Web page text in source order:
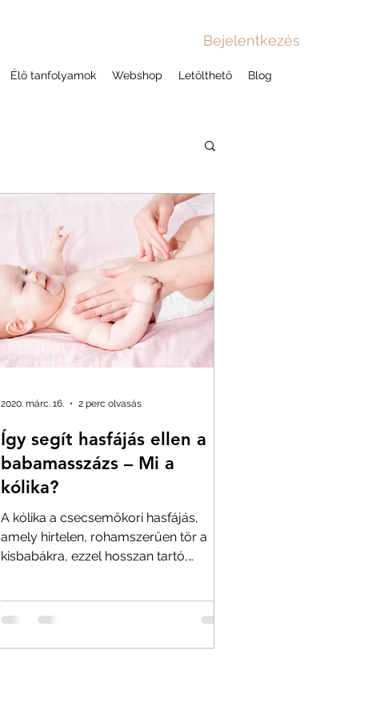
Bejelentkezés
Élő tanfolyamok Webshop Letölthető Blog
Így segít hasfájás ellen a
babamasszázs – Mi a
kólika?
A kólika a csecsemőkori hasfájás,
amely hirtelen, rohamszerűen tör a
kisbabákra, ezzel hosszan tartó,
2020. márc. 16. 2 perc olvasás